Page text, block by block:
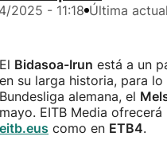
2025 - 11:18 Última
El Bidasoa-Irun está a un
en su larga historia, para
Bundesliga alemana, el
mayo. EITB Media
eitb.eus como en ETB4.